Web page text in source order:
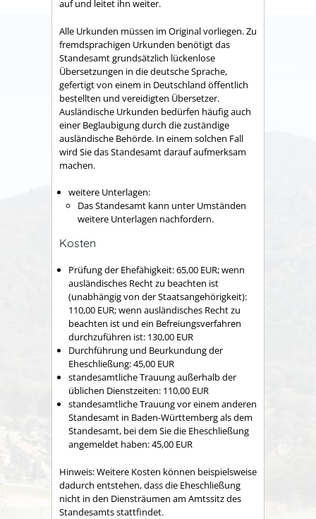
auf und leitet ihn weiter.
Alle Urkunden müssen im Original vorliegen. Zu
fremdsprachigen Urkunden benötigt das
Standesamt grundsätzlich lückenlose
Übersetzungen in die deutsche Sprache,
gefertigt von einem in Deutschland öffentlich
bestellten und vereidigten Übersetzer.
Ausländische Urkunden bedürfen häufig auch
einer Beglaubigung durch die zuständige
ausländische Behörde. In einem solchen Fall
wird Sie das Standesamt darauf aufmerksam
machen.
weitere Unterlagen:
​​​​​​​Das Standesamt kann unter Umständen
weitere Unterlagen nachfordern.
Kosten
Prüfung der Ehefähigkeit: 65,00 EUR; wenn
ausländisches Recht zu beachten ist
(unabhängig von der Staatsangehörigkeit):
110,00 EUR; wenn ausländisches Recht zu
beachten ist und ein Befreiungsverfahren
durchzuführen ist: 130,00 EUR
Durchführung und Beurkundung der
Eheschließung: 45,00 EUR
standesamtliche Trauung außerhalb der
üblichen Dienstzeiten: 110,00 EUR
standesamtliche Trauung vor einem anderen
Standesamt in Baden-Württemberg als dem
Standesamt, bei dem Sie die Eheschließung
angemeldet haben: 45,00 EUR
Hinweis: Weitere Kosten können beispielsweise
dadurch entstehen, dass die Eheschließung
nicht in den Diensträumen am Amtssitz des
Standesamts stattfindet.